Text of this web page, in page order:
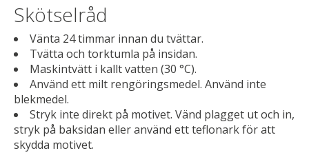
Skötselråd
Vänta 24 timmar innan du tvättar.
Tvätta och torktumla på insidan.
Maskintvätt i kallt vatten (30 °C).
Använd ett milt rengöringsmedel. Använd inte
blekmedel.
Stryk inte direkt på motivet. Vänd plagget ut och in,
stryk på baksidan eller använd ett teflonark för att
skydda motivet.